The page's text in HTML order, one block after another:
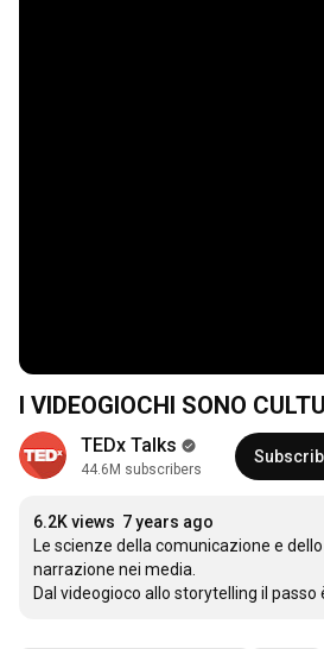
TEDx Talks
44.6M subscribers
6.2K views 7 years ago
Le scienze della comunicazione e
narrazione nei media.
Dal videogioco allo storytelling il passo